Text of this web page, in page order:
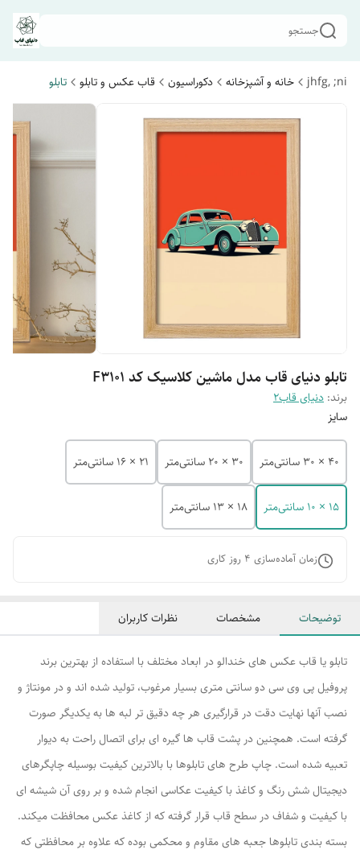
جستجو
jhfg, ;ni خانه و آشپزخانه دکوراسیون قاب عکس و تابلو تابلو
تابلو دنیای قاب مدل ماشین کلاسیک کد F3101
برند: دنیای قاب2
سایز
40 × 30 سانتی‌متر 30 × 20 سانتی‌متر 21 × 16 سانتی‌متر
15 × 10 سانتی‌متر 18 × 13 سانتی‌متر
زمان آماده‌سازی 4 روز کاری
توضیحات مشخصات نظرات کاربران
تابلو یا قاب عکس های خندالو در ابعاد مختلف با استفاده از بهترین برند
پروفیل پی وی سی دو سانتی متری بسیار مرغوب، تولید شده اند و در مونتاژ و
نصب آنها نهایت دقت در قرارگیری هر چه دقیق تر لبه ها به یکدیگر صورت
گرفته است. همچنین در پشت قاب ها گیره ای برای اتصال راحت به دیوار
تعبیه شده است. چاپ طرح های تابلوها با بالاترین کیفیت بوسیله چاپگرهای
دیجیتال شش رنگ و کاغذ با کیفیت عکاسی انجام شده و بر روی آن شیشه ای
با کیفیت و شفاف در سطح قاب قرار گرفته که از کاغذ عکس محافظت میکند.
بسته بندی تابلوها جعبه های مقاوم و محکمی بوده که علاوه بر محافظتی که